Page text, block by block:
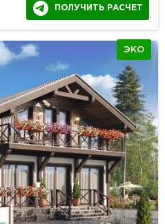
ПОЛУЧИТЬ РАСЧЕТ
ЭКО